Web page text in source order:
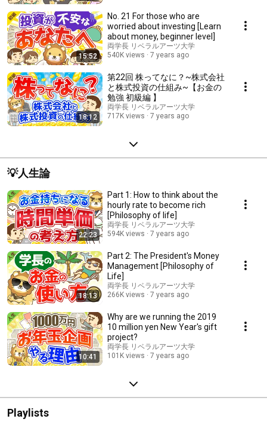
15:52
No. 21 For those who are
worried about investing [Learn
about money, beginner level]
両学長 リベラルアーツ大学
540K views
7 years ago
18:12
第22回 株ってなに？~株式会社
と株式投資の仕組み~【お金の
勉強 初級編 】
両学長 リベラルアーツ大学
717K views
7 years ago
💡人生論
22:23
Part 1: How to think about the
hourly rate to become rich
[Philosophy of life]
両学長 リベラルアーツ大学
594K views
7 years ago
18:13
Part 2: The President's Money
Management [Philosophy of
Life]
両学長 リベラルアーツ大学
266K views
7 years ago
10:41
Why are we running the 2019
10 million yen New Year's gift
project?
両学長 リベラルアーツ大学
101K views
7 years ago
Playlists